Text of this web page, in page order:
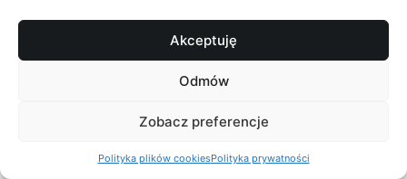
Akceptuję
Odmów
Zobacz preferencje
Polityka plików cookiesPolityka prywatności
Jeśli źródło nie podaje warunków zastosowania i nie
zamiast praktycznej instrukcji doboru.